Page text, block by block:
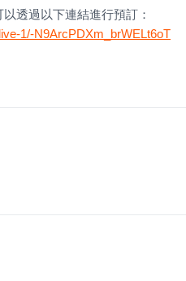
透過以下連結進行預訂：
1/-N9ArcPDXm_brWELt6oT